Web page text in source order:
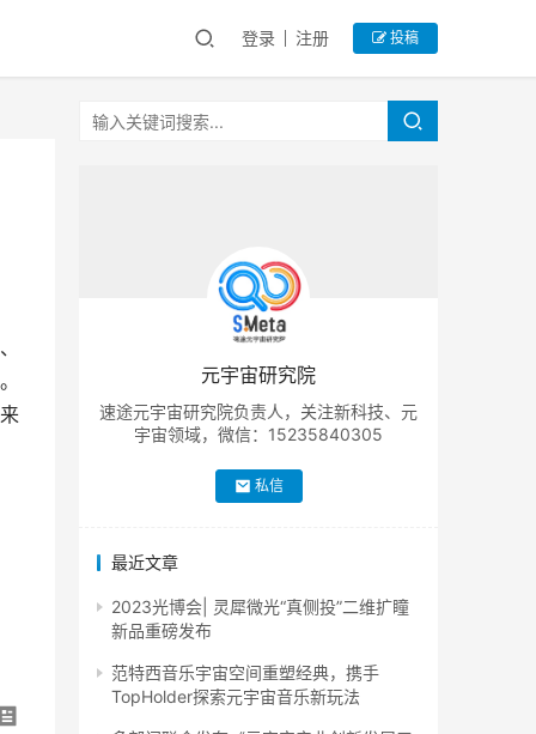
登录 注册 投稿
元宇宙研究院
速途元宇宙研究院负责人，关注新科技、元
宇宙领域，微信：15235840305
私信
最近文章
2023光博会| 灵犀微光“真侧投”二维扩瞳
新品重磅发布
范特西音乐宇宙空间重塑经典，携手
TopHolder探索元宇宙音乐新玩法